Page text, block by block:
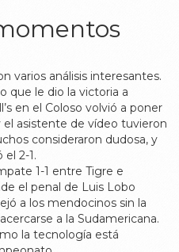
varios análisis interesantes.
que le dio la victoria a
en el Coloso volvió a poner
el asistente de vídeo tuvieron
consideraron dudosa, y
el 2-1.
1-1 entre Tigre e
el penal de Luis Lobo
a los mendocinos sin la
a la Sudamericana.
la tecnología está